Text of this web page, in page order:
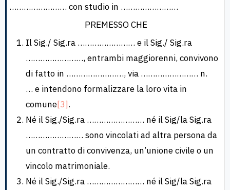
…………………… con studio in ……………………
PREMESSO CHE
Il Sig./ Sig.ra …………………… e il Sig./ Sig.ra
……………………, entrambi maggiorenni, convivono
di fatto in ……………………, via …………………… n.
… e intendono formalizzare la loro vita in
comune[3].
Né il Sig./Sig.ra …………………… né il Sig/la Sig.ra
…………………… sono vincolati ad altra persona da
un contratto di convivenza, un’unione civile o un
vincolo matrimoniale.
Né il Sig./Sig.ra …………………… né il Sig/la Sig.ra